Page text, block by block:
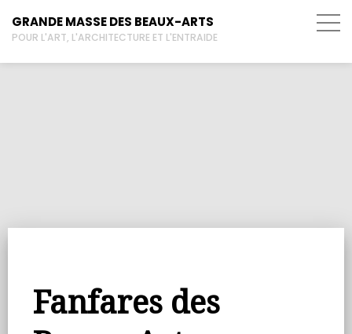
GRANDE MASSE DES BEAUX-ARTS
POUR L'ART, L'ARCHITECTURE ET L'ENTRAIDE
Fanfares des